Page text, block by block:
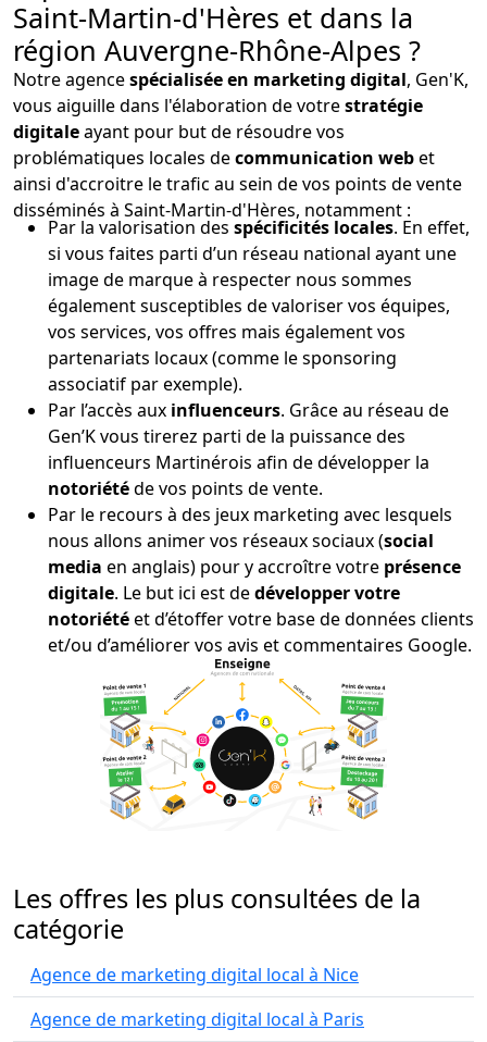
Saint-Martin-d'Hères et dans la
région Auvergne-Rhône-Alpes ?
Notre agencespécialisée en marketing digital, Gen'K,
vous aiguille dans l'élaboration de votrestratégie
digitaleayant pour but de résoudre vos
problématiques locales decommunication webet
ainsi d'accroitre le trafic au sein de vos points de vente
disséminés à Saint-Martin-d'Hères, notamment :
Par la valorisation des spécificités locales. En effet,
si vous faites parti d’un réseau national ayant une
image de marque à respecter nous sommes
également susceptibles de valoriser vos équipes,
vos services, vos offres mais également vos
partenariats locaux (comme le sponsoring
associatif par exemple).
Par l’accès aux influenceurs. Grâce au réseau de
Gen’K vous tirerez parti de la puissance des
influenceurs Martinérois afin de développer la
notoriétéde vos points de vente.
Par le recours à des jeux marketing avec lesquels
nous allons animer vos réseaux sociaux (social
media en anglais) pour y accroître votre présence
digitale. Le but ici est dedévelopper votre
notoriétéet d’étoffer votre base de données clients
et/ou d’améliorer vos avis et commentaires Google.
Les offres les plus consultées de la
catégorie
Agence de marketing digital local à Nice
Agence de marketing digital local à Paris